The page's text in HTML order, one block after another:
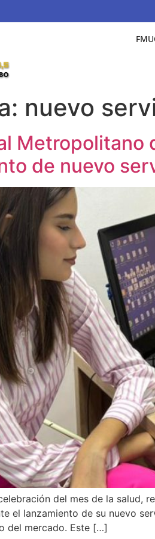
nuevo
Metropolitano
de nuevo
del mes de la salud,
el lanzamiento de su nuevo
del mercado. Este […]